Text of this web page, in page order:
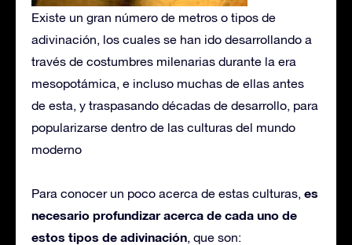
Existe un gran número de metros o tipos de
adivinación, los cuales se han ido desarrollando a
través de costumbres milenarias durante la era
mesopotámica, e incluso muchas de ellas antes
de esta, y traspasando décadas de desarrollo, para
popularizarse dentro de las culturas del mundo
moderno
Para conocer un poco acerca de estas culturas, es
necesario profundizar acerca de cada uno de
estos tipos de adivinación, que son: